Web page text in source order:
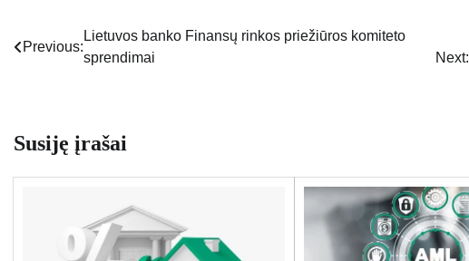
Navigacija
Previous:
Lietuvos banko Finansų rinkos priežiūros komiteto
sprendimai
Next:
Susiję įrašai